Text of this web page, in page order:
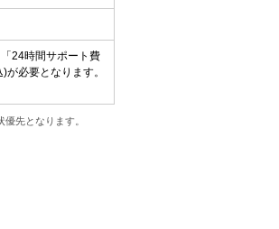
24時間サポート費
必要となります。
先となります。